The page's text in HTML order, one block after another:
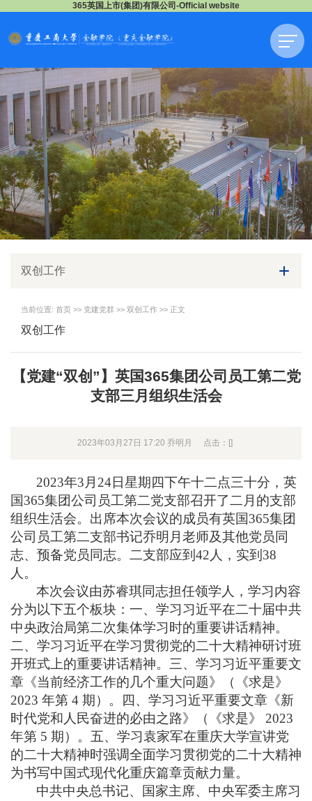
365英国上市(集团)有限公司-Official website
双创工作
当前位置: 首页 >> 党建党群 >> 双创工作 >> 正文
双创工作
【党建“双创”】英国365集团公司员工第二党
支部三月组织生活会
2023年03月27日 17:20 乔明月 点击：[]
2023年3月 24日星期四下午十二点三十分，英
国365集团公司员工第二党支部召开了二月的支部
组织生活会。出席本次会议的成员有英国365集团
公司员工第二支部书记乔明月老师及其他党员同
志、预备党员同志。二支部应到 42人，实到 38
人。
本次会议由苏睿琪同志担任领学人，学习内容
分为以下五个板块：一、学习习近平在二十届中共
中央政治局第二次集体学习时的重要讲话精神。
二、学习习近平在学习贯彻党的二十大精神研讨班
开班式上的重要讲话精神。三、学习习近平重要文
章《当前经济工作的几个重大问题》（《求是》
2023 年第 4 期）。四、学习习近平重要文章《新
时代党和人民奋进的必由之路》（《求是》
2023
年第 5 期）。五、学习袁家军在重庆大学宣讲党
的二十大精神时强调全面学习贯彻党的二十大精神
为书写中国式现代化重庆篇章贡献力量。
中共中央总书记、国家主席、中央军委主席习